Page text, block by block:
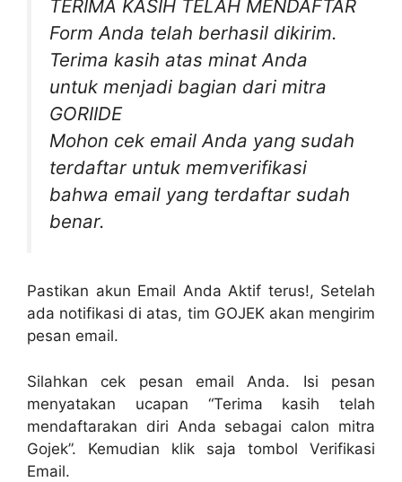
TERIMA KASIH TELAH MENDAFTAR
Form Anda telah berhasil dikirim.
Terima kasih atas minat Anda
untuk menjadi bagian dari mitra
GORIIDE
Mohon cek email Anda yang sudah
terdaftar untuk memverifikasi
bahwa email yang terdaftar sudah
benar.
Pastikan akun Email Anda Aktif terus!, Setelah
ada notifikasi di atas, tim GOJEK akan mengirim
pesan email.
Silahkan cek pesan email Anda. Isi pesan
menyatakan ucapan “Terima kasih telah
mendaftarakan diri Anda sebagai calon mitra
Gojek”. Kemudian klik saja tombol Verifikasi
Email.